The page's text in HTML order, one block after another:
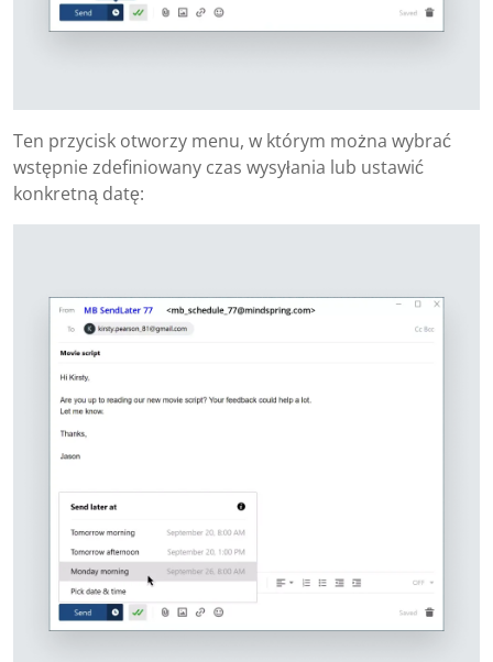
Ten przycisk otworzy menu, w którym można wybrać
wstępnie zdefiniowany czas wysyłania lub ustawić
konkretną datę: